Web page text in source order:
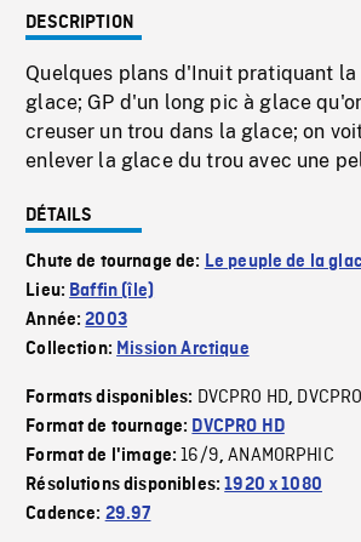
DESCRIPTION
Quelques plans d'Inuit pratiquant la
glace; GP d'un long pic à glace
creuser un trou dans la glace; on
enlever la glace du trou avec une
DÉTAILS
Chute de tournage de: Le peuple de la
Lieu: Baffin (île)
Année:2003
Collection: Mission Arctique
Formats disponibles: DVCPRO HD,
Format de tournage: DVCPRO HD
Format de l'image:16/9,ANAMORPHIC
Résolutions disponibles:1920 x 1080
Cadence: 29.97